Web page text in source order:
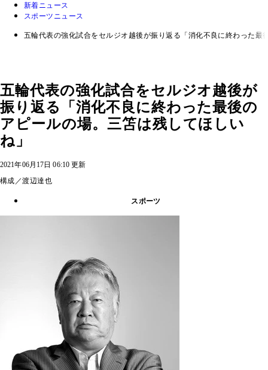
新着ニュース
スポーツニュース
五輪代表の強化試合をセルジオ越後が振り返る「消化不良に終わった最
五輪代表の強化試合をセルジオ越後が
振り返る「消化不良に終わった最後の
アピールの場。三笘は残してほしい
ね」
2021年06月17日 06:10 更新
構成／渡辺達也
スポーツ